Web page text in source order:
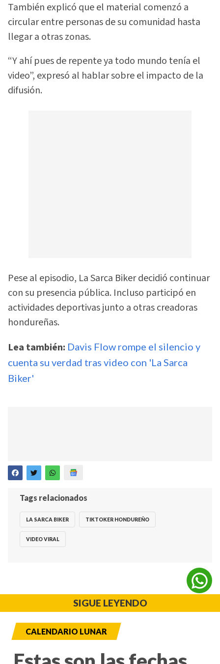
También explicó que el material comenzó a
circular entre personas de su comunidad hasta
llegar a otras zonas.
“Y ahí pues de repente ya todo mundo tenía el
video”, expresó al hablar sobre el impacto de la
difusión.
Pese al episodio, La Sarca Biker decidió continuar
con su presencia pública. Incluso participó en
actividades deportivas junto a otras creadoras
hondureñas.
Lea también: Davis Flow rompe el silencio y
cuenta su verdad tras video con 'La Sarca
Biker'
Tags relacionados
LA SARCA BIKER TIKTOKER HONDUREÑO
VIDEO VIRAL
SIGUE LEYENDO
CALENDARIO LUNAR